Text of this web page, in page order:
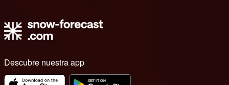
Descubre nuestra app